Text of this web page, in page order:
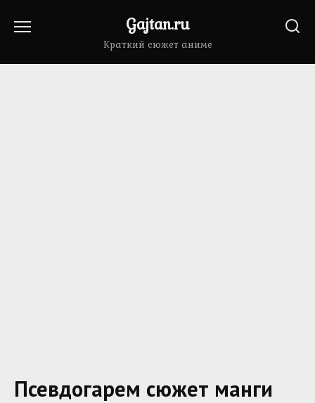
Gajtan.ru
Краткий сюжет аниме
Псевдогарем сюжет манги